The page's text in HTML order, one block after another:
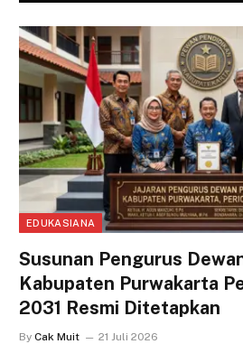
EDUKASIANA
Susunan Pengurus
Kabupaten Purwakarta
2031 Resmi Ditetapkan
By Cak Muit 21 Juli 2026